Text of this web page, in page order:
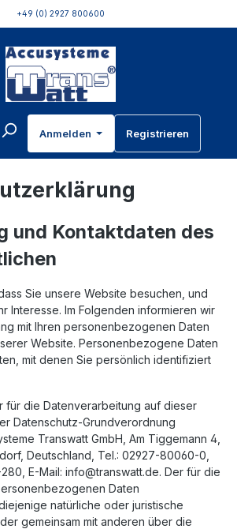
+49 (0) 2927 800600
Anmelden Registrieren
und Kontaktdaten des
Sie unsere Website besuchen, und
Interesse. Im Folgenden informieren wir
mit Ihren personenbezogenen Daten
Website. Personenbezogene Daten
mit denen Sie persönlich identifiziert
für die Datenverarbeitung auf dieser
Datenschutz-Grundverordnung
Transwatt GmbH, Am Tiggemann 4,
Deutschland, Tel.: 02927-80060-0,
E-Mail: info@transwatt.de. Der für die
Daten
natürliche oder juristische
gemeinsam mit anderen über die